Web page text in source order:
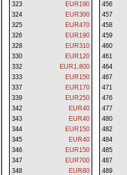
323
EUR190
324
EUR300
325
EUR470
326
EUR190
328
EUR310
330
EUR120
332
EUR1,800
333
EUR150
337
EUR170
339
EUR250
342
EUR40
343
EUR40
344
EUR150
345
EUR40
346
EUR150
347
EUR700
348
EUR80
456
457
458
459
460
461
464
467
471
476
477
480
482
484
485
487
489